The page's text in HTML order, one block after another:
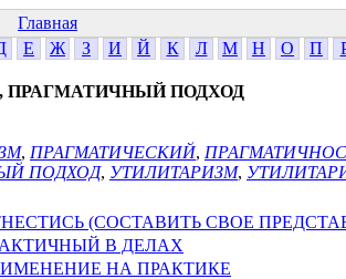
Главная
Е Ж З И Й К Л М Н О П
ПРАГМАТИЧНЫЙ ПОДХОД
, ПРАГМАТИЧЕСКИЙ,
ПОДХОД, УТИЛИТАРИЗМ,
(СОСТАВИТЬ СВОЕ
В ДЕЛАХ
НА ПРАКТИКЕ